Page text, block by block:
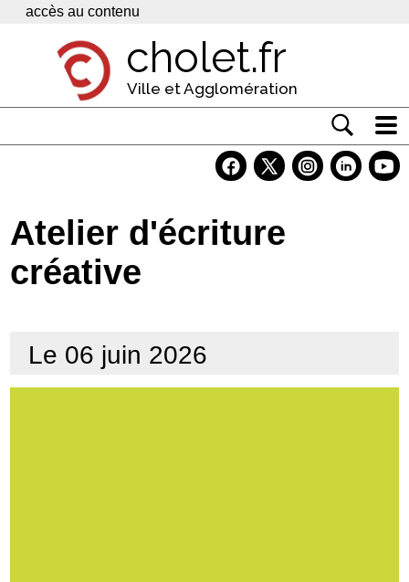
Panneau de gestion des cookies
accès au contenu
cholet.fr
Ville et Agglomération
Economie
Services
Atelier d'écriture
créative
Le 06 juin 2026